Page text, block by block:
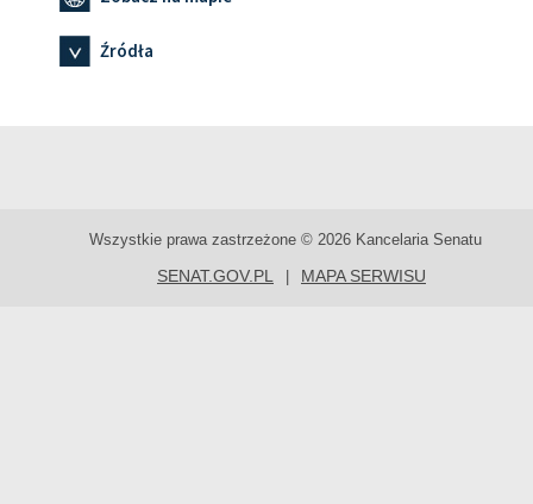
Źródła
Wszystkie prawa zastrzeżone © 2026 Kancelaria Senatu
SENAT.GOV.PL MAPA SERWISU